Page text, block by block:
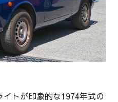
イトが印象的な1974年式の